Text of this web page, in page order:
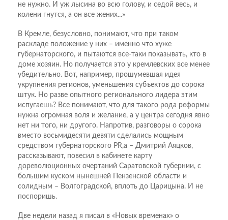
не нужно. И уж лысина во всю голову, и седой весь, и
колени гнутся, а он все жених...»
В Кремле, безусловно, понимают, что при таком
раскладе положение у них – именно что хуже
губернаторского, и пытаются все-таки показывать, кто в
доме хозяин. Но получается это у кремлевских все менее
убедительно. Вот, например, прошумевшая идея
укрупнения регионов, уменьшения субъектов до сорока
штук. Но разве опытного регионального лидера этим
испугаешь? Все понимают, что для такого рода реформы
нужна огромная воля и желание, а у центра сегодня явно
нет ни того, ни другого. Напротив, разговоры о сорока
вместо восьмидесяти девяти сделались мощным
средством губернаторского PR,а – Дмитрий Аяцков,
рассказывают, повесил в кабинете карту
дореволюционных очертаний Саратовской губернии, с
большим куском нынешней Пензенской области и
солидным – Волгоградской, вплоть до Царицына. И не
поспоришь.
Две недели назад я писал в «Новых временах» о